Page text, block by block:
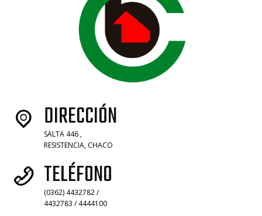
DIRECCIÓN
SALTA 446 ,
RESISTENCIA, CHACO
TELÉFONO
(0362) 4432782 /
4432783 / 4444100